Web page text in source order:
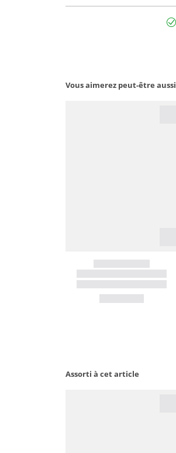
Vous aimerez peut-être aussi
Assorti à cet article